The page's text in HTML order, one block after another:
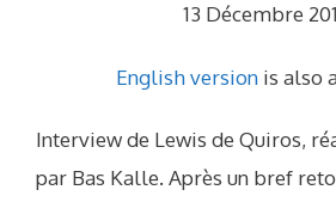
13 Décembre
English version is also
Interview de Lewis de Quiros,
par Bas Kalle. Après un bref